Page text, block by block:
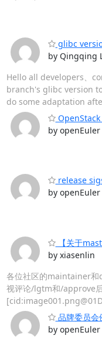
glibc
by Qingqing
Hello all developers、
branch's glibc version
do some adaptation
OpenStack
by
release sig
by
【关于
by xiasenlin
各位社区的maintainer和
视评论/lgtm和/approve后
品牌委员会
by